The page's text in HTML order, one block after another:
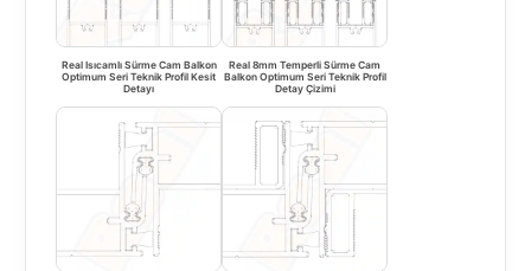
Real Isıcamlı Sürme Cam Balkon
Optimum Seri Teknik Profil Kesit
Detayı
Real 8mm Temperli Sürme Cam
Balkon Optimum Seri Teknik Profil
Detay Çizimi